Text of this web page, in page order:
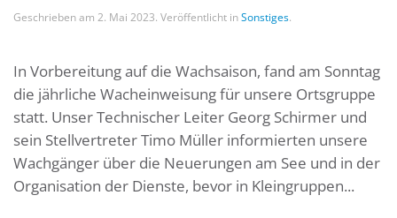
Geschrieben am 2. Mai 2023. Veröffentlicht inSonstiges.
In Vorbereitung auf die Wachsaison, fand am Sonntag
die jährliche Wacheinweisung für unsere Ortsgruppe
statt. Unser Technischer Leiter Georg Schirmer und
sein Stellvertreter Timo Müller informierten unsere
Wachgänger über die Neuerungen am See und in der
Organisation der Dienste, bevor in Kleingruppen...